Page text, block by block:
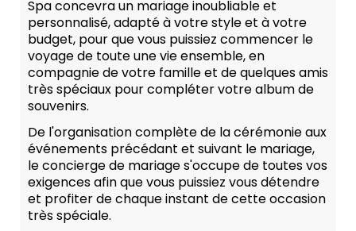
Spa concevra un mariage inoubliable et
personnalisé, adapté à votre style et à votre
budget, pour que vous puissiez commencer le
voyage de toute une vie ensemble, en
compagnie de votre famille et de quelques amis
très spéciaux pour compléter votre album de
souvenirs.
De l'organisation complète de la cérémonie aux
événements précédant et suivant le mariage,
le concierge de mariage s'occupe de toutes vos
exigences afin que vous puissiez vous détendre
et profiter de chaque instant de cette occasion
très spéciale.